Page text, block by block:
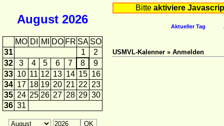
August 2026
MO DI MI DO FR SA SO
31
1
2
32
3 4 5 6 7 8
9
33 10 11 12 13 14 15 16
34 17 18 19 20 21 22 23
35 24 25 26 27 28 29 30
36 31
Bitte aktiviere
Aktueller Tag
USMVL-Kalenner » Anmelden